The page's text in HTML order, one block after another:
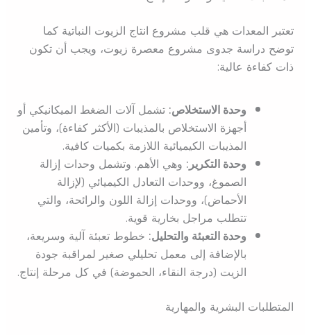
تعتبر المعدات هي قلب مشروع انتاج الزيوت النباتية كما
توضح دراسة جدوى مشروع معصرة زيوت، ويجب أن تكون
ذات كفاءة عالية:
وحدة الاستخلاص:تشمل آلات الضغط الميكانيكي أو
أجهزة الاستخلاص بالمذيبات (الأكثر كفاءة)، وتأمين
المذيبات الكيميائية اللازمة بكميات كافية.
وحدة التكرير:وهي الأهم. وتشمل وحدات إزالة
الصموغ، ووحدات التعادل الكيميائي (لإزالة
الأحماض)، ووحدات إزالة اللون والرائحة، والتي
تتطلب مراجل بخارية قوية.
وحدة التعبئة والتحليل:خطوط تعبئة آلية وسريعة،
بالإضافة إلى معمل تحليلي صغير لمراقبة جودة
الزيت (درجة النقاء، الحموضة) في كل مرحلة إنتاج.
المتطلبات البشرية والمهارية